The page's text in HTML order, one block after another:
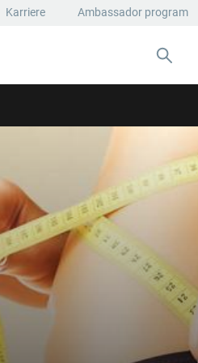
Karriere Ambassador program
Suche